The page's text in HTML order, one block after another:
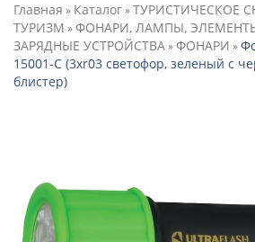
Главная » Каталог»ТУРИСТИЧЕСКОЕ
ТУРИЗМ »ФОНАРИ, ЛАМПЫ,
ЗАРЯДНЫЕ УСТРОЙСТВА»ФОНАРИ »
15001-С (3xr03 светофор, зеленый с
блистер)